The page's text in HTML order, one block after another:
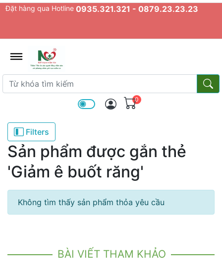
Đặt hàng qua Hotline 0935.321.321 - 0879.23.23.23
Từ khóa tìm kiếm
Từ
0
Filters
Sản phẩm được gắn thẻ
'Giảm ê buốt răng'
Không tìm thấy sản phẩm thỏa yêu cầu
BÀI VIẾT THAM KHẢO